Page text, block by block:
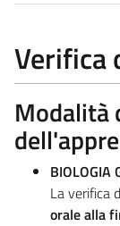
Verifica
Modalità
BIOLOGIA
La verifica
orale alla